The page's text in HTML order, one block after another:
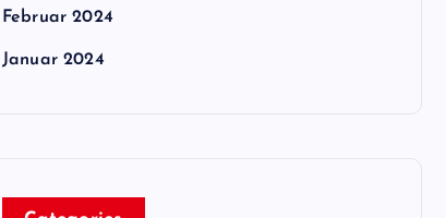
Februar 2024
Januar 2024